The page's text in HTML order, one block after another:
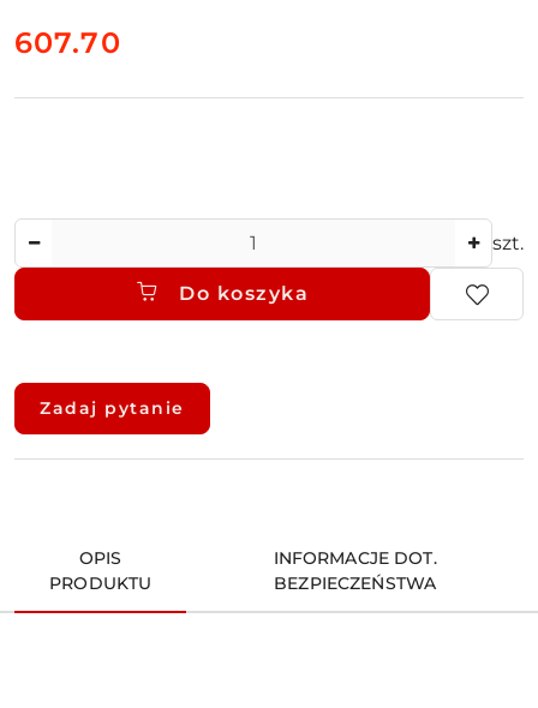
cena:
607.70
szt.
Do koszyka
Dostępność
dostawa
Zadaj pytanie
OPIS
PRODUKTU
INFORMACJE DOT.
BEZPIECZEŃSTWA